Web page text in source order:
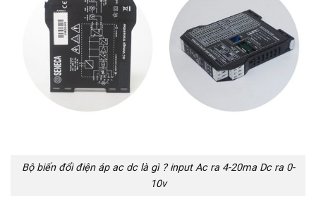
Bộ biến đổi điện áp ac dc là gì ? input Ac ra 4-20ma Dc ra 0-
10v